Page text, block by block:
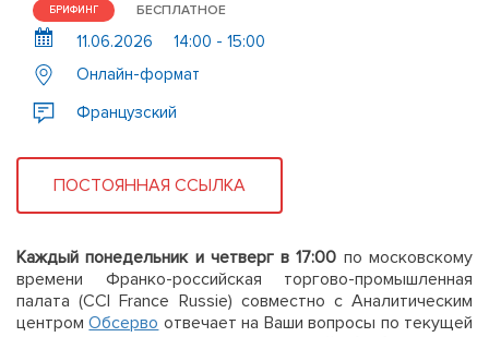
БРИФИНГ БЕСПЛАТНОЕ
11.06.2026
14:00 - 15:00
Онлайн-формат
Французский
ПОСТОЯННАЯ ССЫЛКА
Каждый понедельник и четверг в 17:00 по московскому
времени Франко-российская торгово-промышленная
палата (CCI France Russie) совместно с Аналитическим
центромОбсерво отвечает на Ваши вопросы по текущей